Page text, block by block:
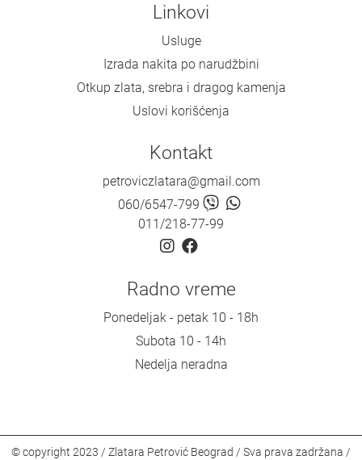
Linkovi
Usluge
Izrada nakita po narudžbini
Otkup zlata, srebra i dragog kamenja
Uslovi korišćenja
Kontakt
petroviczlatara@gmail.com
060/6547-799
011/218-77-99
Radno vreme
Ponedeljak - petak 10 - 18h
Subota 10 - 14h
Nedelja neradna
© copyright 2023 / Zlatara Petrović Beograd / Sva prava zadržana /